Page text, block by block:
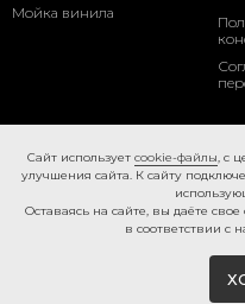
Мойка винила
Caйт иcпoльзуeт cookie-фaйлы, с
улучшения сайта. К caйту
Ocтaвaяcь нa caйтe, вы дaётe
в соответствии с
Made on